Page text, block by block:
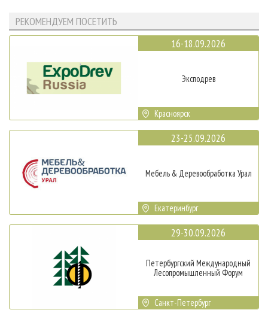
РЕКОМЕНДУЕМ ПОСЕТИТЬ
16-18.09.2026
Эксподрев
Красноярск
23-25.09.2026
Мебель & Деревообработка Урал
Екатеринбург
29-30.09.2026
Петербургский Международный
Лесопромышленный Форум
Санкт-Петербург